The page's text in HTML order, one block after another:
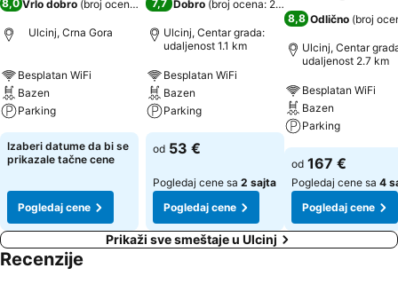
8,0Vrlo dobro (broj ocena: 2.387 )
Ulcinj, Crna Gora
Besplatan WiFi
Bazen
Parking
Izaberi datume da bi se
prikazale tačne cene
Pogledaj cene
7,7 Dobro (broj ocena: 284
Ulcinj, Centar grada:
udaljenost 1.1 km
Besplatan WiFi
Bazen
Parking
od 53 €
Pogledaj cene sa 2 sajta
Pogledaj cene
8,8 Odlično (broj
Ulcinj, Centar
udaljenost 2.7 km
Besplatan WiFi
Bazen
Parking
od 167 €
Pogledaj cene sa 4
Pogledaj cene
Prikaži sve smeštaje u Ulcinj
Recenzije